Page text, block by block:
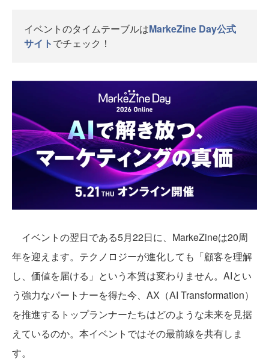
イベントのタイムテーブルはMarkeZine Day公式
サイトでチェック！
イベントの翌日である5月22日に、MarkeZineは20周
年を迎えます。テクノロジーが進化しても「顧客を理解
し、価値を届ける」という本質は変わりません。AIとい
う強力なパートナーを得た今、AX（AI Transformation）
を推進するトップランナーたちはどのような未来を見据
えているのか。本イベントではその最前線を共有しま
す。